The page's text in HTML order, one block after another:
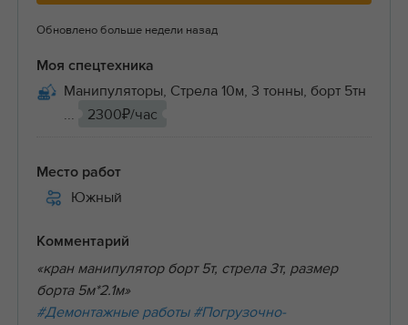
Обновлено больше недели назад
Моя спецтехника
Манипуляторы, Стрела 10м, 3 тонны, борт 5тн
...
2300₽/час
Место работ
Южный
Комментарий
«кран манипулятор борт 5т, стрела 3т, размер
борта 5м*2.1м»
#Демонтажные работы #Погрузочно-